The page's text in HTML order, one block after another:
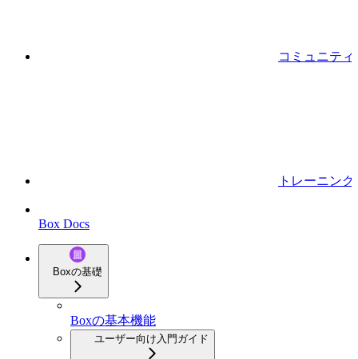
コミュニティ
トレーニング
Box Docs
Boxの基礎
Boxの基本機能
ユーザー向け入門ガイド